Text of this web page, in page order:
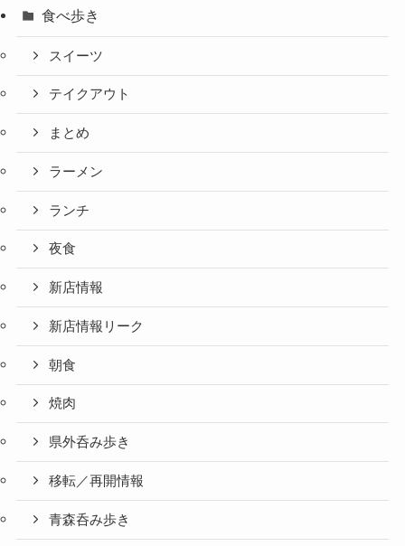
食べ歩き
スイーツ
テイクアウト
まとめ
ラーメン
ランチ
夜食
新店情報
新店情報リーク
朝食
焼肉
県外呑み歩き
移転／再開情報
青森呑み歩き